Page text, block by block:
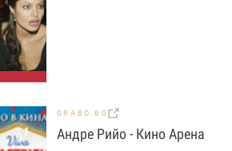
GRABO.BG
Андре Рийо - Кино Арена